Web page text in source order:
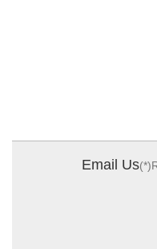
Email Us